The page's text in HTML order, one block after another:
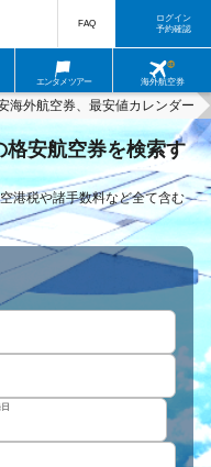
エンタメツアー 海外航空券
FAQ
ログイン
予約確認
海外航空券、最安値カレンダー
安航空券を検索す
港税や諸手数料など全て含む